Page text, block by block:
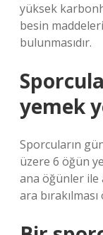
yüksek
besin
bulunmasıdır.
yemek
Sporcuların
üzere 6 öğün
ana öğünler ile
ara